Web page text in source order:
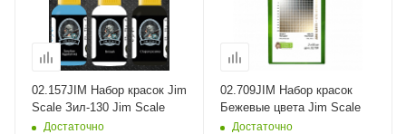
02.157JIM Набор красок Jim
Scale Зил-130 Jim Scale
Достаточно
02.709JIM Набор красок
Бежевые цвета Jim Scale
Достаточно